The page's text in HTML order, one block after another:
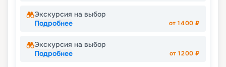
Экскурсия на выбор
Подробнее
от1400 ₽
Экскурсия на выбор
Подробнее
от1200 ₽